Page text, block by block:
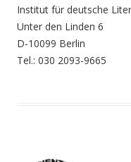
Institut für deutsche
Unter den Linden 6
D-10099 Berlin
Tel.: 030 2093-9665